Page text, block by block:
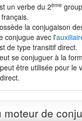
un verbe du 2ème
la conjugaison
conjugue avec l'
de type transitif direct.
se conjuguer à la
être utilisée pour le
moteur de